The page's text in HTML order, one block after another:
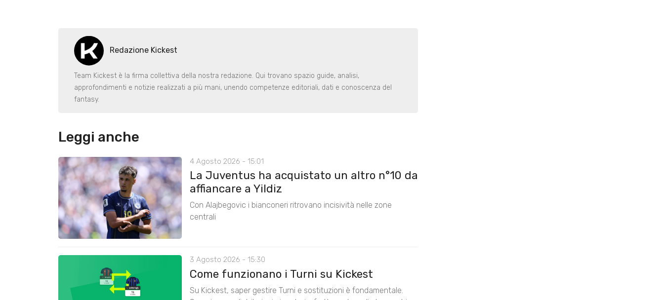
Redazione Kickest
Team Kickest è la firma collettiva della nostra redazione. Qui trovano spazio guide, analisi,
approfondimenti e notizie realizzati a più mani, unendo competenze editoriali, dati e conoscenza del
fantasy.
Leggi anche
4 Agosto 2026 - 15:01
La Juventus ha acquistato un altro n°10 da
affiancare a Yildiz
Con Alajbegovic i bianconeri ritrovano incisività nelle zone
centrali
3 Agosto 2026 - 15:30
Come funzionano i Turni su Kickest
Su Kickest, saper gestire Turni e sostituzioni è fondamentale.